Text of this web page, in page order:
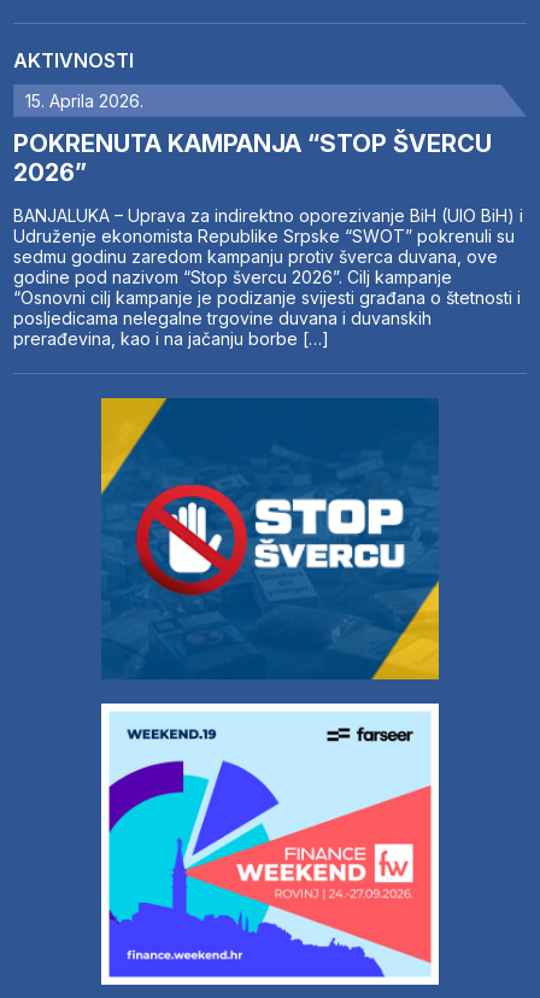
AKTIVNOSTI
15. Aprila 2026.
POKRENUTA KAMPANJA “STOP ŠVERCU
2026”
BANJALUKA – Uprava za indirektno oporezivanje BiH (UIO BiH) i
Udruženje ekonomista Republike Srpske “SWOT” pokrenuli su
sedmu godinu zaredom kampanju protiv šverca duvana, ove
godine pod nazivom “Stop švercu 2026”. Cilj kampanje
“Osnovni cilj kampanje je podizanje svijesti građana o štetnosti i
posljedicama nelegalne trgovine duvana i duvanskih
prerađevina, kao i na jačanju borbe […]